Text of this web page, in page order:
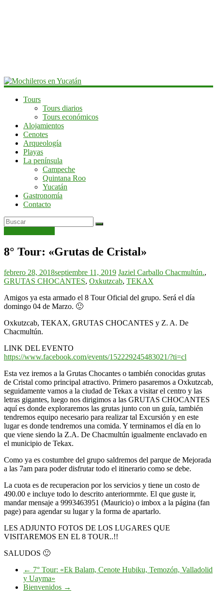
Mochileros
Yucatán
Yucatán
Tours
Tours diarios
Tours económicos
Alojamientos
Cenotes
Arqueología
Playas
La península
Campeche
Quintana Roo
Yucatán
Gastronomía
Contacto
8° Tour: «Grutas de Cristal»
febrero 28, 2018septiembre 11, 2019 Jaziel Carballo Chacmultún.,
GRUTAS CHOCANTES, Oxkutzcab, TEKAX
Amigos ya esta armado el 8 Tour Oficial del grupo. Será el día
domingo 04 de Marzo. 🙂
Oxkutzcab, TEKAX, GRUTAS CHOCANTES y Z. A. De
Chacmultún.
LINK DEL EVENTO
https://www.facebook.com/events/152229245483021/?ti=cl
Esta vez iremos a la Grutas Chocantes o también conocidas grutas
de Cristal como principal atractivo. Primero pasaremos a Oxkutzcab,
seguidamente vamos a la ciudad de Tekax a visitar el centro y las
letras gigantes, luego nos dirigimos a las GRUTAS CHOCANTES
aquí es donde exploraremos las grutas junto con un guía, también
tendremos equipo necesario para realizar tal Excursión y en este
lugar es donde tendremos una comida. Y terminamos el día en lo
que viene siendo la Z.A. De Chacmultún igualmente enclavado en
el municipio de Tekax.
Como ya es costumbre del grupo saldremos del parque de Mejorada
a las 7am para poder disfrutar todo el itinerario como se debe.
La cuota es de recuperacion por los servicios y tiene un costo de
490.00 e incluye todo lo descrito anteriormrnte. El que guste ir,
mandar mensaje a 9993463951 (Mauricio) o imbox a la página (fan
page) para agendar su lugar y la forma de apartarlo.
LES ADJUNTO FOTOS DE LOS LUGARES QUE
VISITAREMOS EN EL 8 TOUR..!!
SALUDOS 🙂
← 7° Tour: «Ek Balam, Cenote Hubiku, Temozón, Valladolid
y Uayma»
Bienvenidos →